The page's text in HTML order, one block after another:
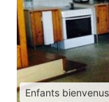
Enfants bienvenus